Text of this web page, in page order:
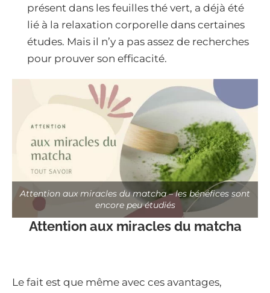
présent dans les feuilles thé vert, a déjà été
lié à la relaxation corporelle dans certaines
études. Mais il n’y a pas assez de recherches
pour prouver son efficacité.
Attention aux miracles du matcha – les bénéfices sont
encore peu étudiés
Attention aux miracles du matcha
Le fait est que même avec ces avantages,